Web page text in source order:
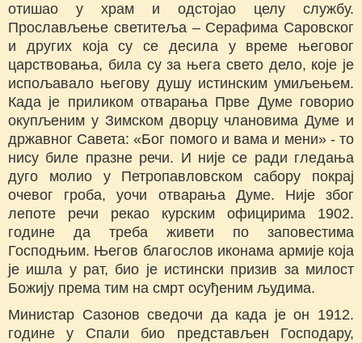
отишао у храм и одстојао целу службу.
Прослављење светитеља – Серафима Саровског
и других која су се десила у време његовог
царствовања, била су за њега свето дело, које је
испољавало његову душу истинским умиљењем.
Када је приликом отварања Прве Думе говорио
окупљеним у Зимском дворцу члановима Думе и
државног Савета: «Бог помого и вама и мени» - то
нису биле празне речи. И није се ради гледања
дуго молио у Петропавловском сабору покрај
очевог гроба, уочи отварања Думе. Није због
лепоте речи рекао курским официрима 1902.
године да треба живети по заповестима
Господњим. Његов благослов иконама армије која
је ишла у рат, био је истински призив за милост
Божију према тим на смрт осуђеним људима.
Министар Сазонов сведочи да када је он 1912.
године у Спали био представљен Господару,